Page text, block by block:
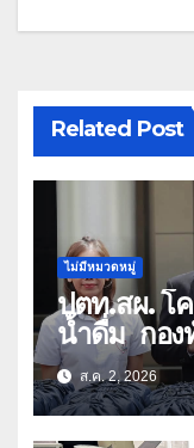
Related Post
ไม่มีหมวดหมู่
ปตท.สผ. โค
น้ำดื่ม กอง
ล้านบาท
ส.ค. 2, 2026